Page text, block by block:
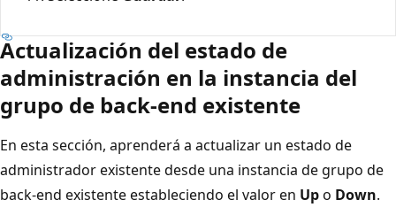
Actualización del estado de
administración en la instancia del
grupo de back-end existente
En esta sección, aprenderá a actualizar un estado de
administrador existente desde una instancia de grupo de
back-end existente estableciendo el valor en Upo Down.